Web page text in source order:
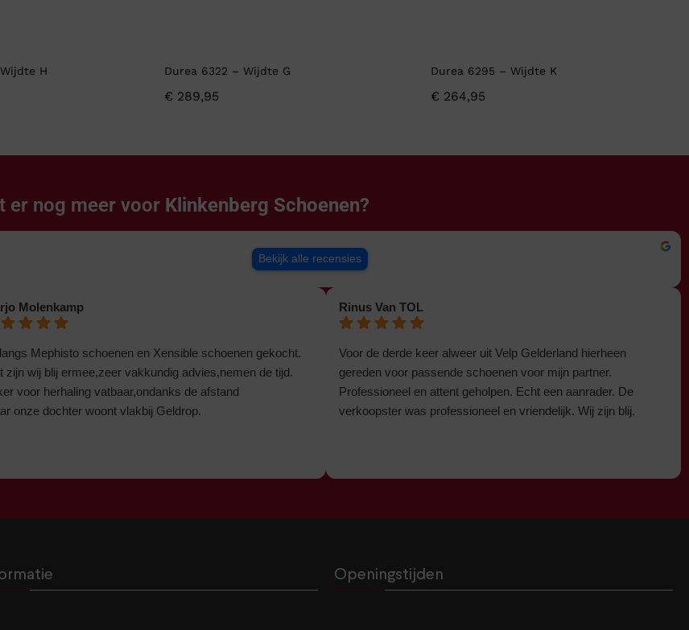
H Durea 6322 – Wijdte G
€ 289,95
Durea 6295 – Wijdte K
€ 264,95
er nog meer voor Klinkenberg Schoenen?
Bekijk alle recensies
Molenkamp
Mephisto schoenen en Xensible schoenen gekocht.
zijn wij blij ermee,zeer vakkundig advies,nemen de tijd.
voor herhaling vatbaar,ondanks de afstand
onze dochter woont vlakbij Geldrop.
Rinus Van TOL
Voor de derde keer alweer uit Velp Gelderland hierheen
gereden voor passende schoenen voor mijn partner.
Professioneel en attent geholpen. Echt een aanrader. De
verkoopster was professioneel en vriendelijk. Wij zijn blij.
Openingstijden